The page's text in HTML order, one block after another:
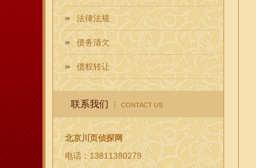
法律法规
债务清欠
债权转让
联系我们 CONTACT US
北京川页侦探网
电话：13811380279